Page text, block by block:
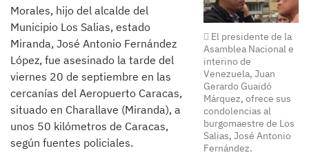
El presidente de la
Asamblea Nacional e
interino de
Venezuela, Juan
Gerardo Guaidó
Márquez, ofrece sus
condolencias al
burgomaestre de Los
Salias, José Antonio
Fernández.
Morales, hijo del alcalde del
Municipio Los Salias, estado
Miranda, José Antonio Fernández
López, fue asesinado la tarde del
viernes 20 de septiembre en las
cercanías del Aeropuerto Caracas,
situado en Charallave (Miranda), a
unos 50 kilómetros de Caracas,
según fuentes policiales.